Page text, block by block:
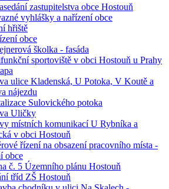
zastupitelstva obce Hostouň
vyhlášky a nařízení obce
hřiště
obce
školka - fasáda
sportoviště v obci Hostouň u Prahy
ulice Kladenská, U Potoka, V Koutě a
nájezdu
Sulovického potoka
Uličky
místních komunikací U Rybníka a
v obci Hostouň
řízení na obsazení pracovního místa -
obce
č. 5 Územního plánu Hostouň
tříd ZŠ Hostouň